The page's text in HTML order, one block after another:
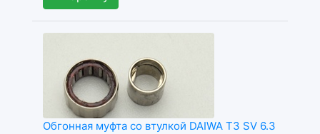
Обгонная муфта со втулкой DAIWA T3 SV 6.3